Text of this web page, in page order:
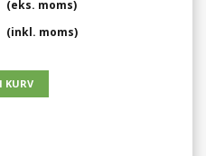
(eks. moms)
(inkl. moms)